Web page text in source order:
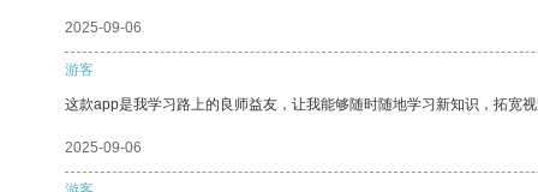
2025-09-06
游客
这款app是我学习路上的良师益友，让我能够随时随地学习新知识，拓宽
2025-09-06